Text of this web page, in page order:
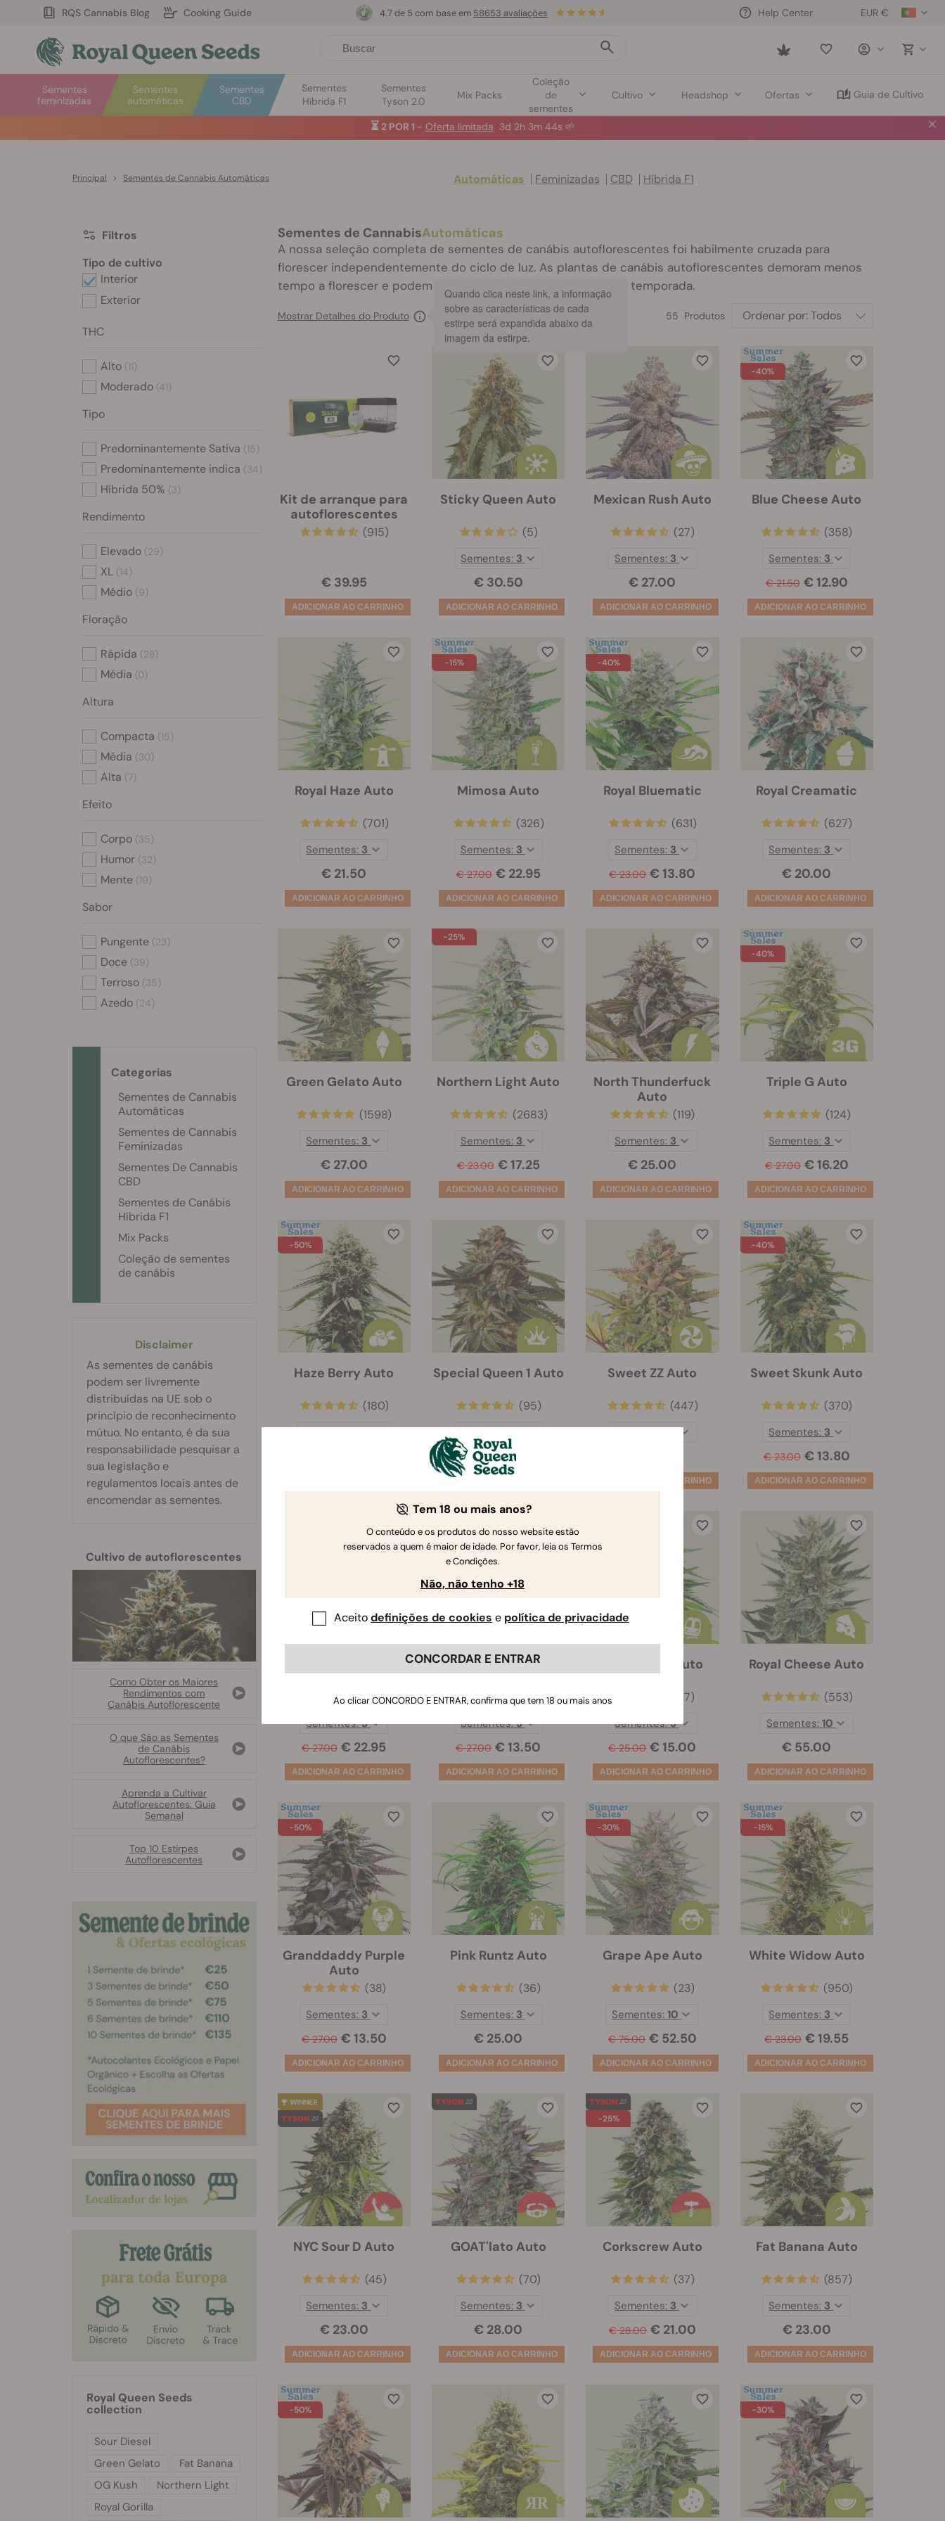
RQS Cannabis Blog Cooking Guide EUR €
Help Center
Saved
Sementes
automáticas
Sementes
feminizadas
Sementes
CBD
Sementes
Híbrida F1
Sementes
Tyson 2.0
Mix Packs
Coleção
de
sementes
Cultivo Headshop Ofertas Guia de Cultivo
4.7 de 5 com base em 58653 avaliações
⏳ 2 POR 1 - Oferta limitada 3d 2h 3m 42s 🌱
Automáticas Feminizadas CBD Híbrida F1
Principal > Sementes de Cannabis Automáticas
Sementes de CannabisAutomáticas
A nossa seleção completa de sementes de canábis autoflorescentes foi habilmente cruzada para
florescer independentemente do ciclo de luz. As plantas de canábis autoflorescentes demoram menos
tempo a florescer e podem ser colhidas várias vezes numa só temporada.
Mostrar Detalhes do Produto
Quando clica neste link, a informação
sobre as características de cada
estirpe será expandida abaixo da
imagem da estirpe.
55 Produtos Ordenar por:Todos
Kit de arranque para
autoflorescentes
(915)
€ 39.95
Sticky Queen Auto
(5)
€ 30.50
Sementes: 3
Mexican Rush Auto
(27)
€ 27.00
Sementes: 3
-40%
Blue Cheese Auto
(358)
€ 21.50 € 12.90
Sementes: 3
Royal Haze Auto
(701)
€ 21.50
Sementes: 3
-15%
Mimosa Auto
(326)
€ 27.00 € 22.95
Sementes: 3
-40%
Royal Bluematic
(631)
€ 23.00 € 13.80
Sementes: 3
Royal Creamatic
(627)
€ 20.00
Sementes: 3
Green Gelato Auto
(1598)
€ 27.00
Sementes: 3
-25%
Northern Light Auto
(2683)
€ 23.00 € 17.25
Sementes: 3
North Thunderfuck
Auto
(119)
€ 25.00
Sementes: 3
-40%
Triple G Auto
(124)
€ 27.00 € 16.20
Sementes: 3
-50%
Haze Berry Auto
(180)
Special Queen 1 Auto
(95)
€ 10.50
Sweet ZZ Auto
(447)
-40%
Sweet Skunk Auto
(370)
€ 23.00 € 13.80
Sementes: 3
(41)
€ 27.00 € 22.95
Sementes:3
-50%
Tropicana Cookies
Purple Auto
(41)
€ 27.00 € 13.50
Sementes:3
Trainwreck Auto
(27)
€ 25.00 € 15.00
Sementes:3
Royal Cheese Auto
(553)
€ 55.00
Sementes: 10
-50%
Granddaddy Purple
Auto
(38)
€ 27.00 € 13.50
Sementes: 3
Pink Runtz Auto
(36)
€ 25.00
Sementes: 3
-30%
Grape Ape Auto
(23)
€ 75.00 € 52.50
Sementes:10
-15%
White Widow Auto
(950)
€ 23.00 € 19.55
Sementes: 3
NYC Sour D Auto
(45)
€ 23.00
Sementes: 3
GOAT'lato Auto
(70)
€ 28.00
Sementes: 3
-25%
Corkscrew Auto
(37)
€ 28.00 € 21.00
Sementes: 3
Fat Banana Auto
(857)
€ 23.00
Sementes: 3
-50% -30%
Filtros
Tipo de cultivo
Interior
Exterior
THC
Alto (11)
Moderado (41)
Tipo
Predominantemente Sativa (15)
Predominantemente indica (34)
Híbrida 50% (3)
Rendimento
Elevado (29)
XL (14)
Médio (9)
Floração
Rápida (28)
Média (0)
Altura
Compacta (15)
Média (30)
Alta (7)
Efeito
Corpo (35)
Humor (32)
Mente (19)
Sabor
Pungente (23)
Doce (39)
Terroso (35)
Azedo (24)
Categorias
Sementes de Cannabis
Automáticas
Sementes de Cannabis
Feminizadas
Sementes De Cannabis
CBD
Sementes de Canábis
Híbrida F1
Mix Packs
Coleção de sementes
de canábis
Disclaimer
As sementes de canábis
podem ser livremente
distribuídas na UE sob o
princípio de reconhecimento
mútuo. No entanto, é da sua
responsabilidade pesquisar a
sua legislação e
regulamentos locais antes de
encomendar as sementes.
Cultivo de autoflorescentes
Como Obter os Maiores
Rendimentos com
Canábis Autoflorescente
O que São as Sementes
de Canábis
Autoflorescentes?
Aprenda a Cultivar
Autoflorescentes: Guia
Semanal
Top 10 Estirpes
Autoflorescentes
Royal Queen Seeds
collection
Sour Diesel
Green Gelato
Fat Banana
OG Kush
Northern Light
Royal Gorilla
Tem 18 ou mais anos?
O conteúdo e os produtos do nosso website estão
reservados a quem é maior de idade. Por favor, leia os Termos
e Condições.
Não, não tenho +18
Aceitodefinições de cookies e política de privacidade
CONCORDAR E ENTRAR
Ao clicar CONCORDO E ENTRAR, confirma que tem 18 ou mais anos